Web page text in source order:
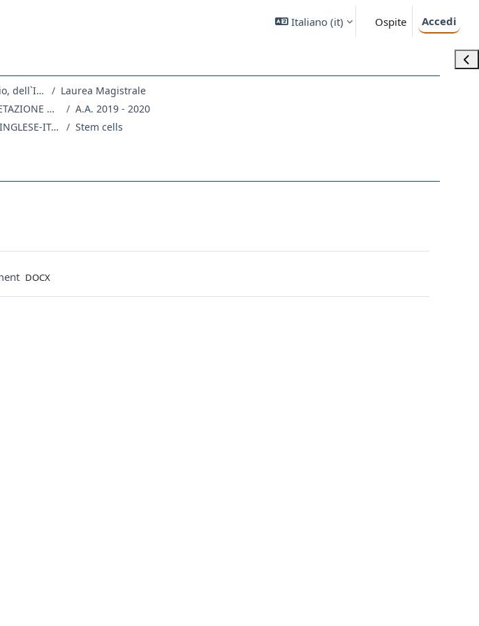
Italiano ‎(it)‎ Ospite Accedi
Dipartimento di Scienze Giuridiche, del Linguaggio, dell`Interpretazione e della Traduzione
Laurea Magistrale
SL11 - TRADUZIONE SPECIALISTICA E INTERPRETAZIONE DI CONFERENZA
A.A. 2019 - 2020
202SL-1 - TRADUZIONE TECNICO-SCIENTIFICA INGLESE-ITALIANO 2019
Stem cells
File
DOCX